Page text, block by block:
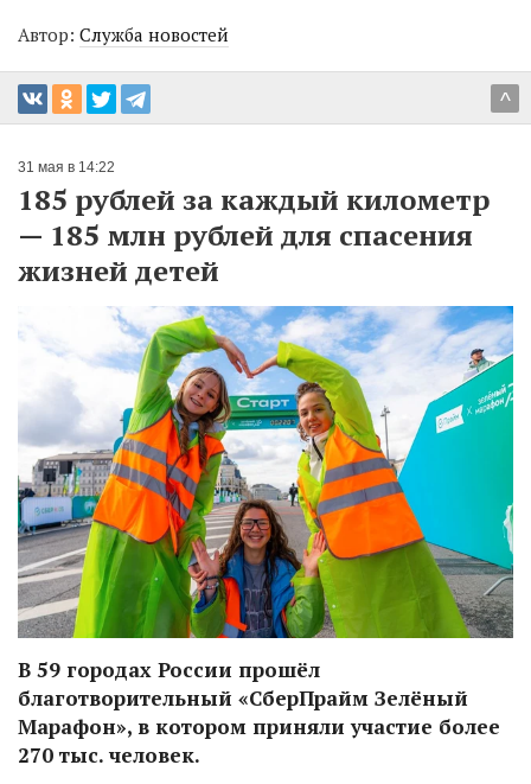
Автор: Служба новостей
^
31 мая в 14:22
185 рублей за каждый километр
— 185 млн рублей для спасения
жизней детей
В 59 городах России прошёл
благотворительный «СберПрайм Зелёный
Марафон», в котором приняли участие более
270 тыс. человек.